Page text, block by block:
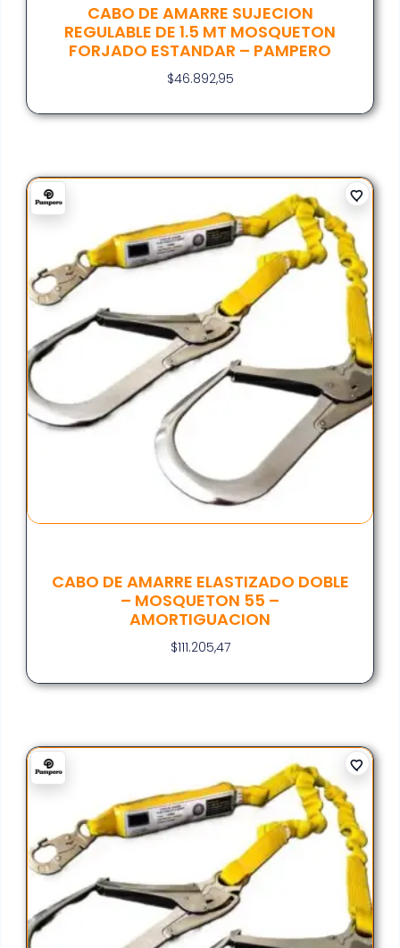
CABO DE AMARRE SUJECION
REGULABLE DE 1.5 MT MOSQUETON
FORJADO ESTANDAR – PAMPERO
$46.892,95
CABO DE AMARRE ELASTIZADO DOBLE
– MOSQUETON 55 –
AMORTIGUACION
$111.205,47